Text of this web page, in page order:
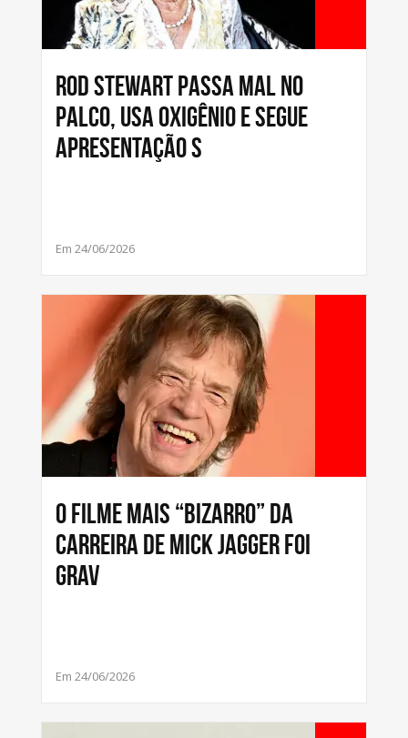
Rod Stewart passa mal no
palco, usa oxigênio e segue
apresentação s
Em 24/06/2026
O Filme Mais “Bizarro” da
Carreira de Mick Jagger Foi
Grav
Em 24/06/2026